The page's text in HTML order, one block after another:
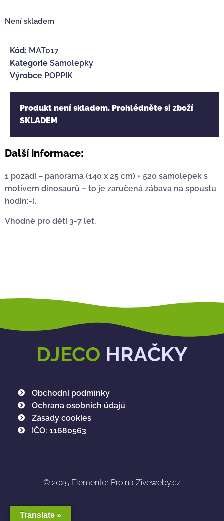
Není skladem
Kód: MAT017
Kategorie Samolepky
Výrobce POPPIK
Produkt není skladem. Prohlédněte si zboží
SKLADEM
Další informace:
1 pozadí – panorama (140 x 25 cm) + 520 samolepek s
motivem dinosaurů – to je zaručená zábava na spoustu
hodin:-).
Vhodné pro děti 3-7 let.
DJECO HRAČKY
Obchodní podmínky
Ochrana osobních údajů
Zásady cookies
IČO: 11680563
© 2025 Elementor Pro na Ziveweby.cz
Translate »